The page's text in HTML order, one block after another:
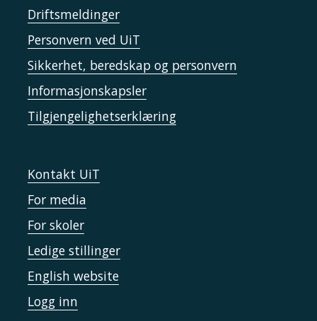
Driftsmeldinger
Personvern ved UiT
Sikkerhet, beredskap og personvern
Informasjonskapsler
Tilgjengelighetserklæring
Kontakt UiT
For media
For skoler
Ledige stillinger
English website
Logg inn